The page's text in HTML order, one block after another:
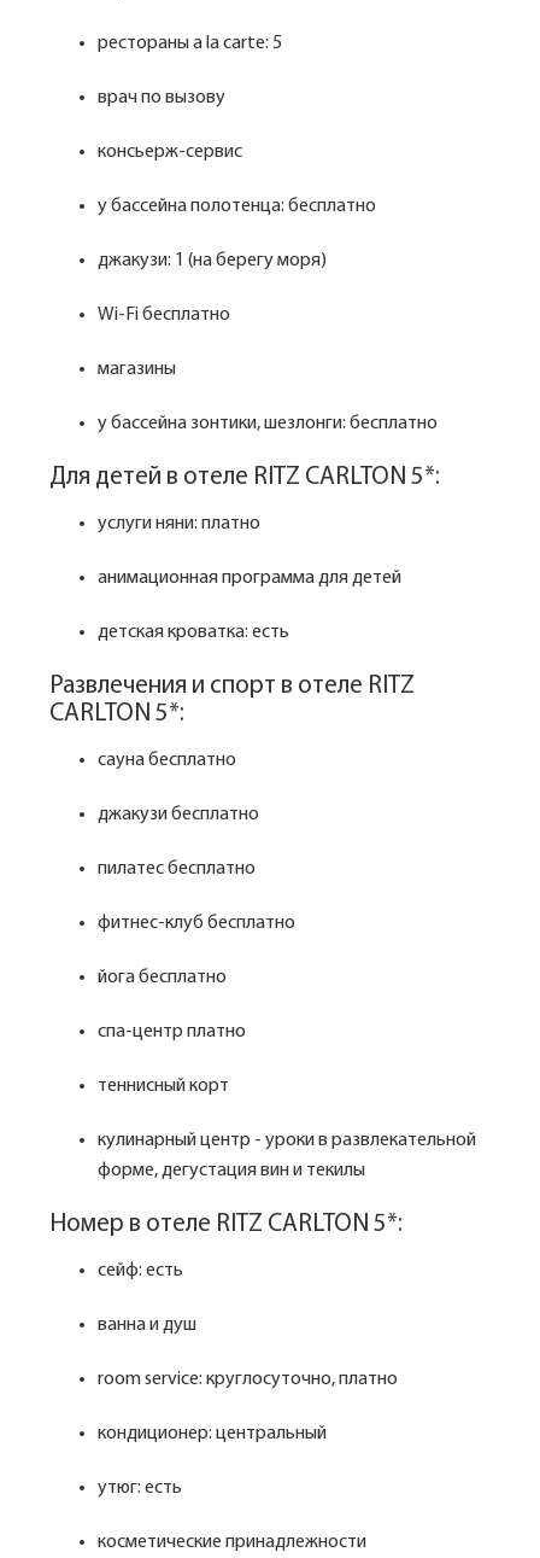
рестораны a la carte: 5
врач по вызову
консьерж-сервис
у бассейна полотенца: бесплатно
джакузи: 1 (на берегу моря)
Wi-Fi бесплатно
магазины
у бассейна зонтики, шезлонги: бесплатно
Для детей в отеле RITZ CARLTON 5*:
услуги няни: платно
анимационная программа для детей
детская кроватка: есть
Развлечения и спорт в отеле RITZ
CARLTON 5*:
сауна бесплатно
джакузи бесплатно
пилатес бесплатно
фитнес-клуб бесплатно
йога бесплатно
спа-центр платно
теннисный корт
кулинарный центр - уроки в развлекательной
форме, дегустация вин и текилы
Номер в отеле RITZ CARLTON 5*:
сейф: есть
ванна и душ
room service: круглосуточно, платно
кондиционер: центральный
утюг: есть
косметические принадлежности